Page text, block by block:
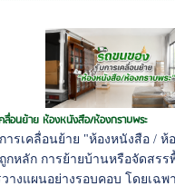
ลื่อนย้าย ห้องหนังสือ/ห้องกราบพระ
รเคลื่อนย้าย "ห้องหนังสือ / ห้
กหลัก การย้ายบ้านหรือจัดสร
วางแผนอย่างรอบคอบ โดยเฉ